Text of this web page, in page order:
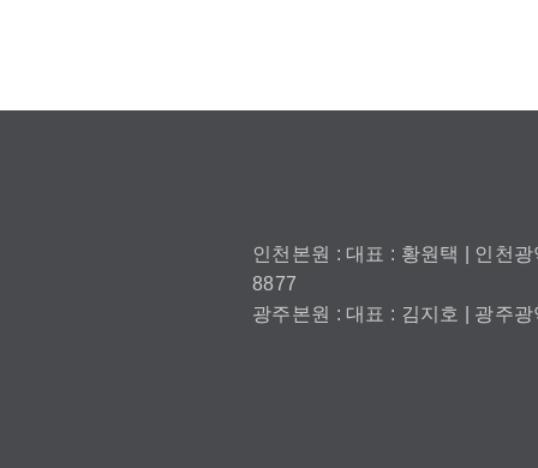
인천본원 : 대표 : 황원택 | 인천
8877
광주본원 : 대표 : 김지호 | 광주